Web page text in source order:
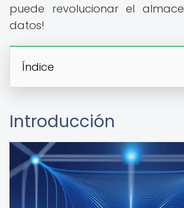
puede revolucionar el
datos!
Índice
Introducción